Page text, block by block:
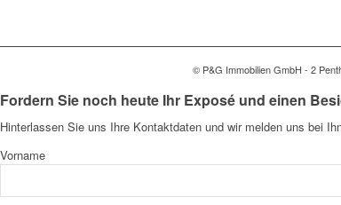
© P&G Immobilien GmbH - 2
Fordern Sie noch heute Ihr Exposé und einen
Hinterlassen Sie uns Ihre Kontaktdaten und wir melden uns bei
Vorname